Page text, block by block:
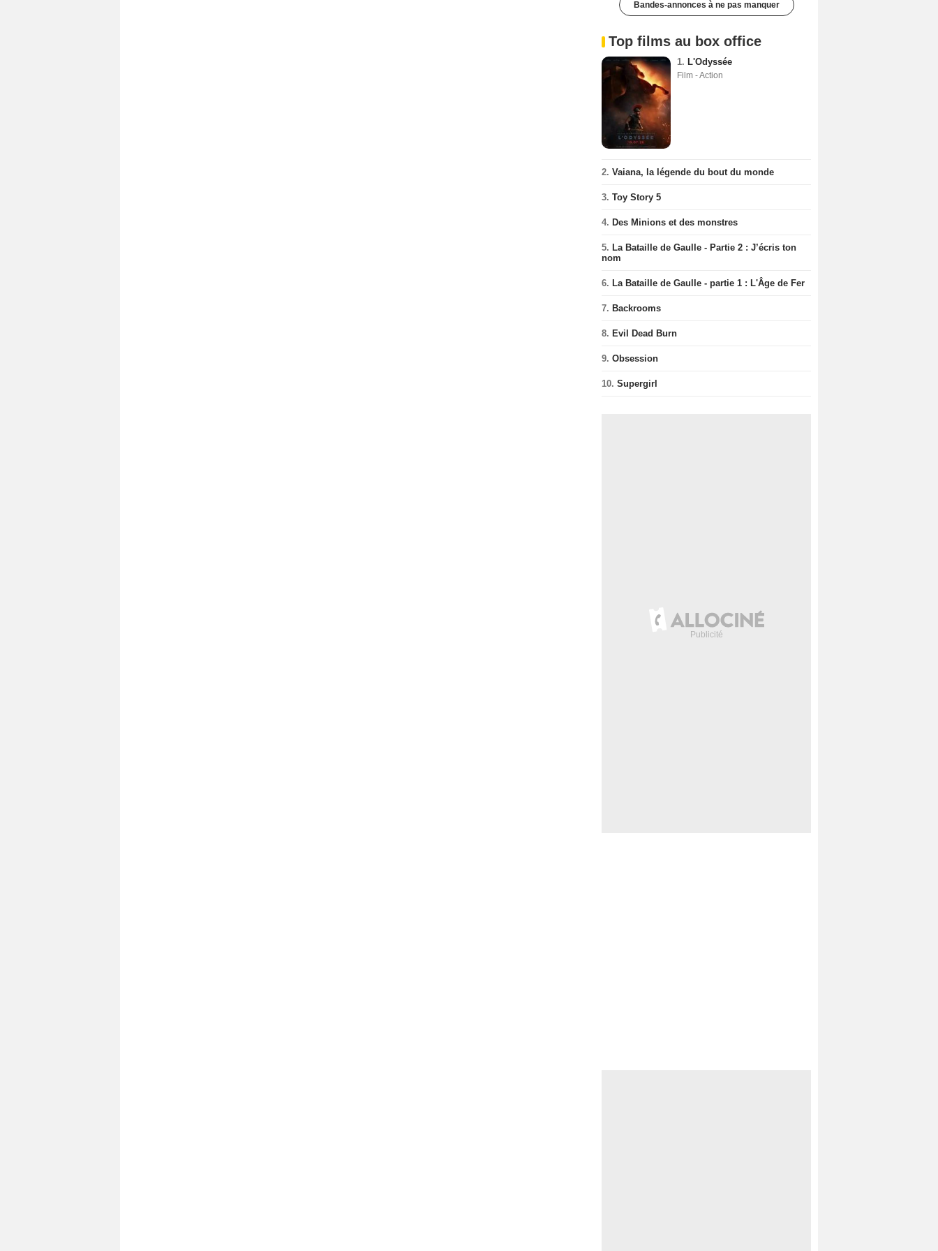
Bandes-annonces à ne pas manquer
Top films au box office
1. L'Odyssée
Film - Action
2. Vaiana, la légende du bout du monde
3. Toy Story 5
4. Des Minions et des monstres
5. La Bataille de Gaulle - Partie 2 : J’écris ton
nom
6. La Bataille de Gaulle - partie 1 : L'Âge de Fer
7. Backrooms
8. Evil Dead Burn
9. Obsession
10. Supergirl